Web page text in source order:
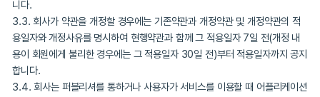
3. 약관의 게시 및 개정
3.1. 회사는 회사의 웹 페이지(http://www.buzzvil.com 이하 “
첫 화면에 본 약관을 게시합니다.
3.2. 회사는 “약관의 규제에 관한 법률” "정보통신망 이용촉진 및 정
에 관한 법률" 등 관련 법을 위배하지 않는 범위에서 이 약관을 개정